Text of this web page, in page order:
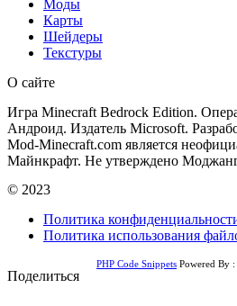
Моды
Карты
Шейдеры
Текстуры
О сайте
Игра Minecraft Bedrock Edition.
Андроид. Издатель Microsoft.
Mod-Minecraft.com является
Майнкрафт. Не утверждено
© 2023
Политика
Политика использования
PHP Code Snippets Powered By :
Поделиться